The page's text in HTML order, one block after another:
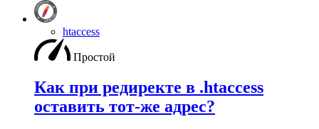
htaccess
Простой
Как при редиректе в .htaccess
оставить тот-же адрес?